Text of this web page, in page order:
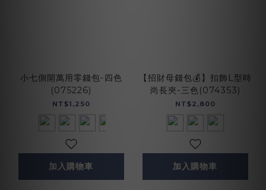
小七側開萬用零錢包-四色
(075226)
NT$1,250
加入購物車
【招財母錢包💰】扣飾L型時
尚長夾-三色(074353)
NT$2,800
加入購物車